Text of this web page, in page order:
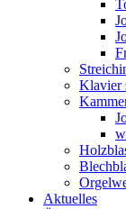
Klavier
Aktuelles